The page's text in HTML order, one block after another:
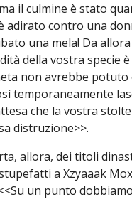
il culmine è stato
adirato contro una
una mela! Da
della vostra specie
non avrebbe potuto
temporaneamente
che la vostra
distruzione>>.
allora, dei titoli
a Xzyaaak
un punto